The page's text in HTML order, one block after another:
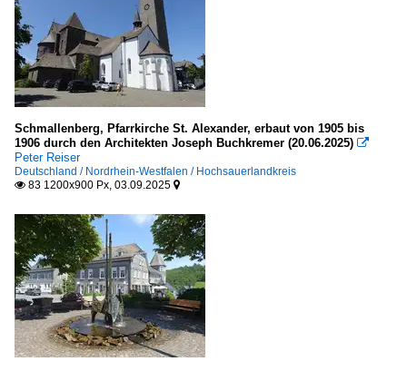
Schmallenberg, Pfarrkirche St. Alexander, erbaut von 1905 bis
1906 durch den Architekten Joseph Buchkremer (20.06.2025) 
Peter Reiser
Deutschland / Nordrhein-Westfalen / Hochsauerlandkreis
 83 1200x900 Px, 03.09.2025 